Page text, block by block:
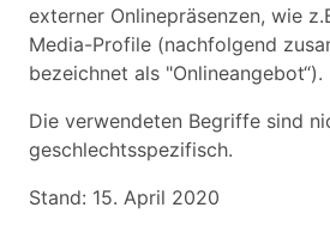
externer Onlinepräsenzen, wie
Media-Profile (nachfolgend
bezeichnet als "Onlineangebot“).
Die verwendeten Begriffe sind
geschlechtsspezifisch.
Stand: 15. April 2020